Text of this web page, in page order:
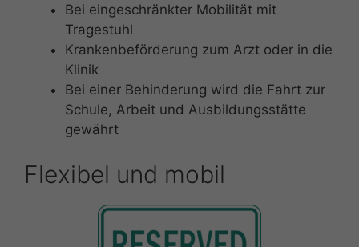
Bei eingeschränkter Mobilität mit
Tragestuhl
Krankenbeförderung zum Arzt oder in die
Klinik
Bei einer Behinderung wird die Fahrt zur
Schule, Arbeit und Ausbildungsstätte
gewährt
Flexibel und mobil